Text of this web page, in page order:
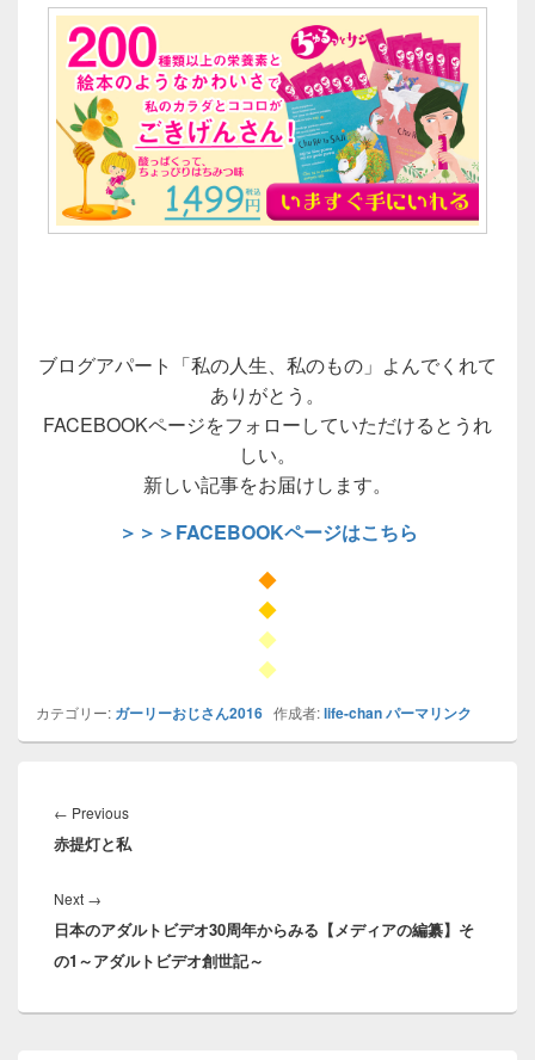
ブログアパート「私の人生、私のもの」よんでくれて
ありがとう。
FACEBOOKページをフォローしていただけるとうれ
しい。
新しい記事をお届けします。
＞＞＞FACEBOOKページはこちら
◆
◆
◆
◆
カテゴリー: ガーリーおじさん2016 作成者:life-chanパーマリンク
稿
ナ
ゲ
ー
シ
ョ
← PreviousPrevious
post:
赤提灯と私
Next →
post:
日本のアダルトビデオ30周年からみる【メディアの編纂】そ
の1～アダルトビデオ創世記～